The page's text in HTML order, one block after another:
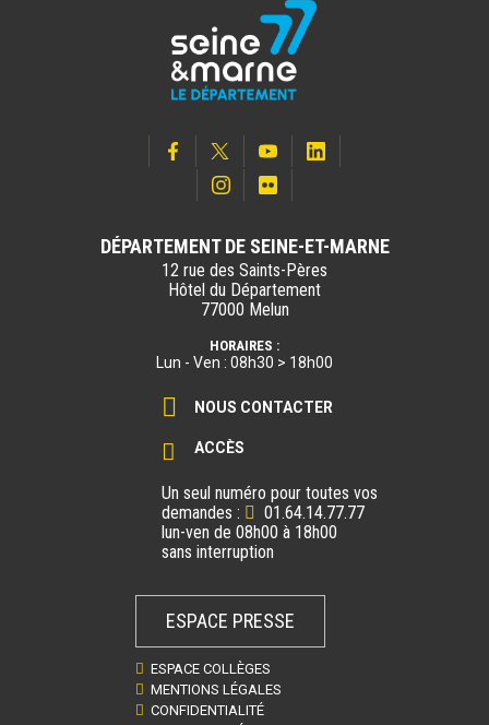
DÉPARTEMENT DE SEINE-ET-MARNE
12 rue des Saints-Pères
Hôtel du Département
77000 Melun
HORAIRES :
Lun - Ven : 08h30 > 18h00
NOUS CONTACTER
ACCÈS
Un seul numéro pour toutes vos
demandes :
01.64.14.77.77
lun-ven de 08h00 à 18h00
sans interruption
ESPACE PRESSE
ESPACE COLLÈGES
MENTIONS LÉGALES
CONFIDENTIALITÉ